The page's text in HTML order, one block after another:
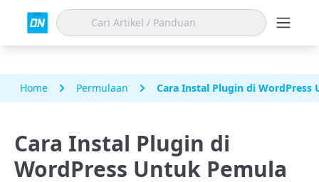
Home Permulaan Cara Instal Plugin di WordPress
Cara Instal Plugin di
WordPress Untuk Pemula